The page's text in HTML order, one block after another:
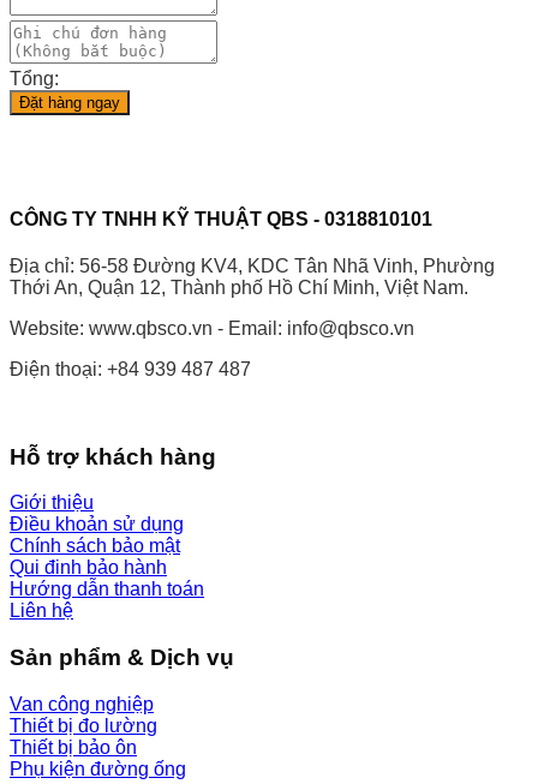
Tổng:
Đặt hàng ngay
CÔNG TY TNHH KỸ THUẬT QBS - 0318810101
Địa chỉ: 56-58 Đường KV4, KDC Tân Nhã Vinh, Phường
Thới An, Quận 12, Thành phố Hồ Chí Minh, Việt Nam.
Website: www.qbsco.vn - Email: info@qbsco.vn
Điện thoại: +84 939 487 487
Hỗ trợ khách hàng
Giới thiệu
Điều khoản sử dụng
Chính sách bảo mật
Qui đinh bảo hành
Hướng dẫn thanh toán
Liên hệ
Sản phẩm & Dịch vụ
Van công nghiệp
Thiết bị đo lường
Thiết bị bảo ôn
Phụ kiện đường ống